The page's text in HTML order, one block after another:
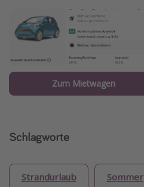
Zum Mietwagen
Schlagworte
Strandurlaub Sommer